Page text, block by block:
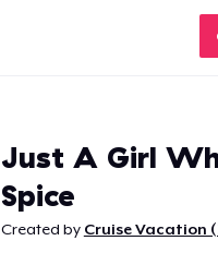
Just A Girl
Spice
Created by Cruise Vacation